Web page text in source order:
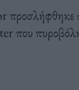
προσλήφθηκε
που